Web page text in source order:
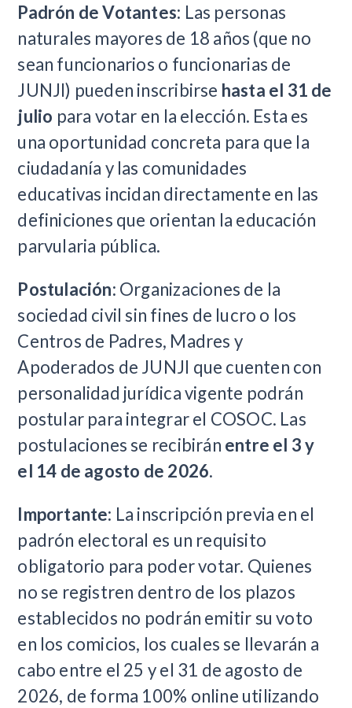
Padrón de Votantes: Las personas
naturales mayores de 18 años (que no
sean funcionarios o funcionarias de
JUNJI) pueden inscribirse hasta el 31 de
julio para votar en la elección. Esta es
una oportunidad concreta para que la
ciudadanía y las comunidades
educativas incidan directamente en las
definiciones que orientan la educación
parvularia pública.
Postulación: Organizaciones de la
sociedad civil sin fines de lucro o los
Centros de Padres, Madres y
Apoderados de JUNJI que cuenten con
personalidad jurídica vigente podrán
postular para integrar el COSOC. Las
postulaciones se recibirán entre el 3 y
el 14 de agosto de 2026.
Importante: La inscripción previa en el
padrón electoral es un requisito
obligatorio para poder votar. Quienes
no se registren dentro de los plazos
establecidos no podrán emitir su voto
en los comicios, los cuales se llevarán a
cabo entre el 25 y el 31 de agosto de
2026, de forma 100% online utilizando